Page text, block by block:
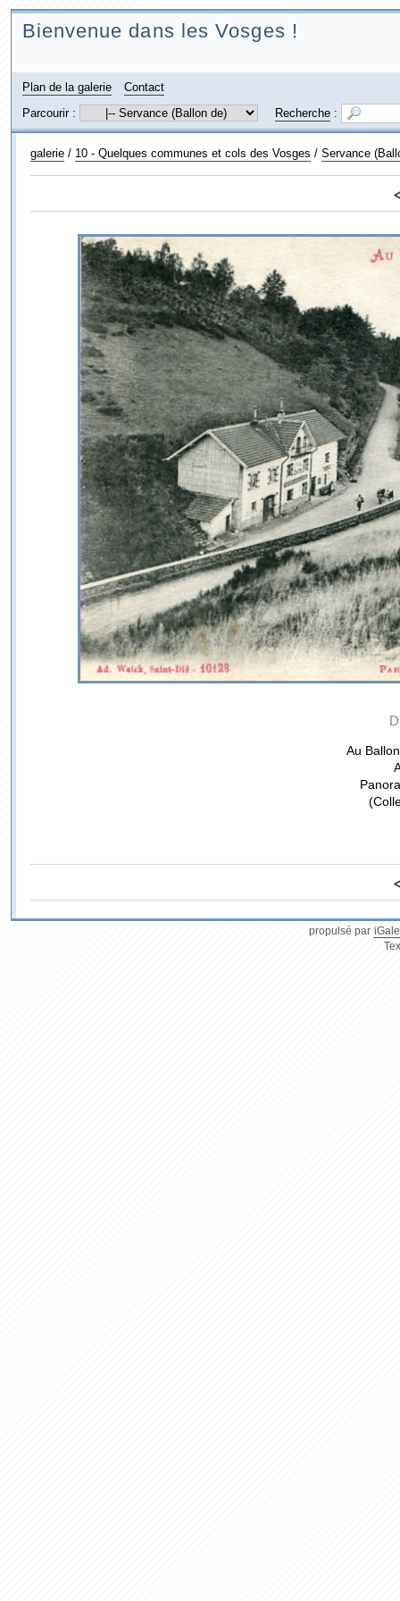
Bienvenue dans les Vosges !
Plan de la galerie
Contact
Parcourir :
Recherche:
galerie/ 10 - Quelques communes et cols des Vosges / Servance
Au
propulsé par